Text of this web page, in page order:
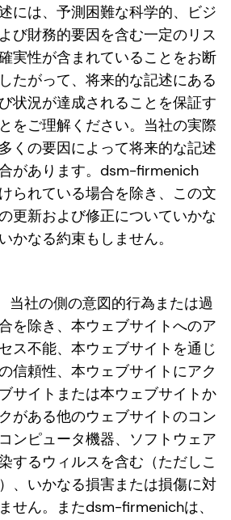
には、予測困難な科学的、ビジ
び財務的要因を含む一定のリス
実性が含まれていることをお断
たがって、将来的な記述にある
状況が達成されることを保証す
をご理解ください。当社の実際
くの要因によって将来的な記述
があります。dsm-firmenich
られている場合を除き、この文
更新および修正についていかな
かなる約束もしません。
社の側の意図的行為または過
を除き、本ウェブサイトへのア
ス不能、本ウェブサイトを通じ
信頼性、本ウェブサイトにアク
サイトまたは本ウェブサイトか
がある他のウェブサイトのコン
ンピュータ機器、ソフトウェア
するウィルスを含む（ただしこ
、いかなる損害または損傷に対
せん。またdsm-firmenichは、